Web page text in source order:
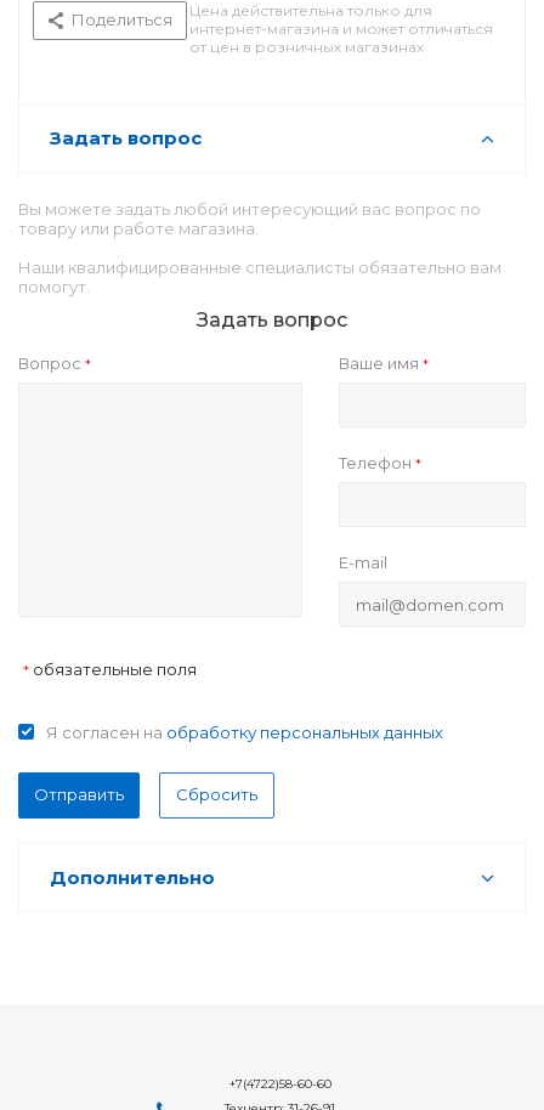
Поделиться
Цена действительна только для
интернет-магазина и может отличаться
от цен в розничных магазинах
Задать вопрос
Вы можете задать любой интересующий вас вопрос по
товару или работе магазина.
Наши квалифицированные специалисты обязательно вам
помогут.
Задать вопрос
Вопрос * Ваше имя*
Телефон*
E-mail
* обязательные поля
Я согласен на обработку персональных данных
Отправить Сбросить
Дополнительно
+7(4722)58-60-60